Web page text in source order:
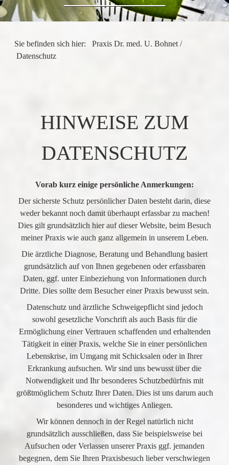
Sie befinden sich hier: Praxis Dr. med. U. Bohnet /
Datenschutz
HINWEISE ZUM
DATENSCHUTZ
Vorab kurz einige persönliche Anmerkungen:
Der sicherste Schutz persönlicher Daten besteht darin, diese
weder bekannt noch damit überhaupt erfassbar zu machen!
Dies gilt grundsätzlich hier auf dieser Website, beim Besuch
meiner Praxis wie auch ganz allgemein in unserem Leben.
Die ärztliche Diagnose, Beratung und Behandlung basiert
grundsätzlich auf von Ihnen gegebenen oder erfassbaren
Daten, ggf. unter Einbeziehung von Informationen durch
Dritte. Dies sollte dem Besucher einer Praxis bewusst sein.
Datenschutz und ärztliche Schweigepflicht sind jedoch
sowohl gesetzliche Vorschrift als auch Basis für die
Ermöglichung einer Vertrauen schaffenden und erhaltenden
Tätigkeit in einer Praxis, welche Sie in einer persönlichen
Lebenskrise, im Umgang mit Schicksalen oder in Ihrer
Erkrankung aufsuchen. Wir sind uns bewusst über die
Notwendigkeit und Ihr besonderes Schutzbedürfnis mit
größtmöglichem Schutz Ihrer Daten. Dies ist uns darum auch
besonderes und wichtiges Anliegen.
Wir können dennoch in der Regel natürlich nicht
grundsätzlich ausschließen, dass Sie beispielsweise bei
Aufsuchen oder Verlassen unserer Praxis ggf. jemanden
begegnen, dem Sie Ihren Praxisbesuch lieber verschwiegen